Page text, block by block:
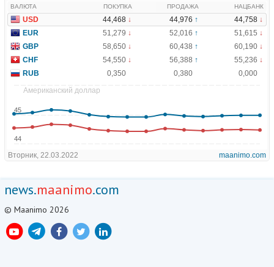
news.maanimo.com
© Maanimo 2026